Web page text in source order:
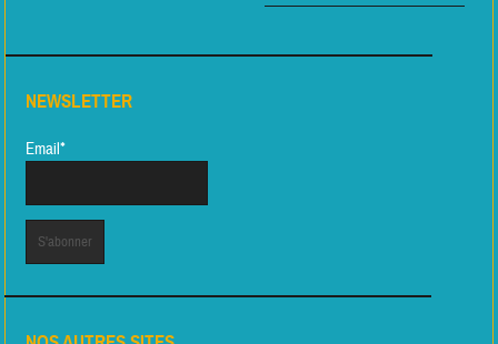
NEWSLETTER
Email*